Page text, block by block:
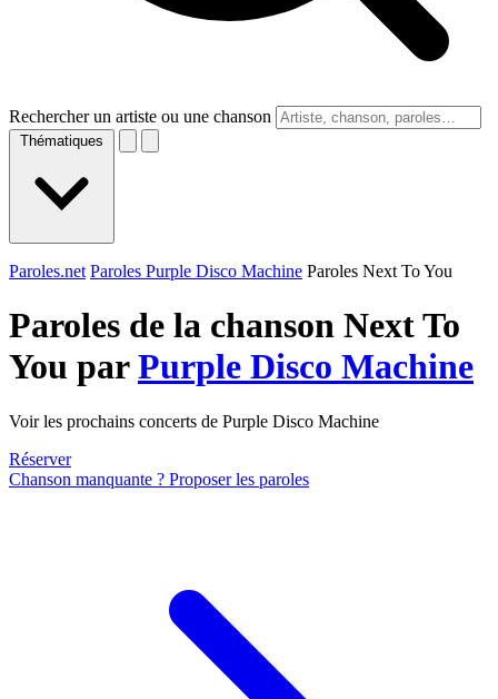
Rechercher un artiste ou une chanson
Thématiques
Paroles.net Paroles Purple Disco Machine Paroles Next To You
Paroles de la chanson Next To
You parPurple Disco Machine
Voir les prochains concerts de Purple Disco Machine
Réserver
Chanson manquante ? Proposer les paroles